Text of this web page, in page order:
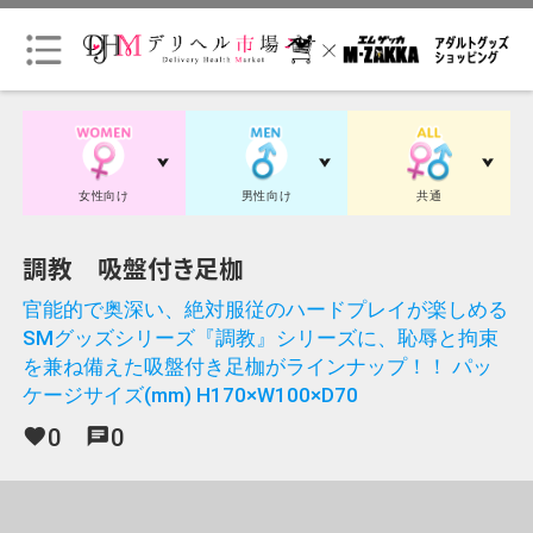
会
員
ロ
イ
会
員
登
録
（無
料）
女性向け 男性向け 共通
調教 吸盤付き足枷
官能的で奥深い、絶対服従のハードプレイが楽しめる
SMグッズシリーズ『調教』シリーズに、恥辱と拘束
を兼ね備えた吸盤付き足枷がラインナップ！！ パッ
ケージサイズ(mm) H170×W100×D70
favorite0 chat0